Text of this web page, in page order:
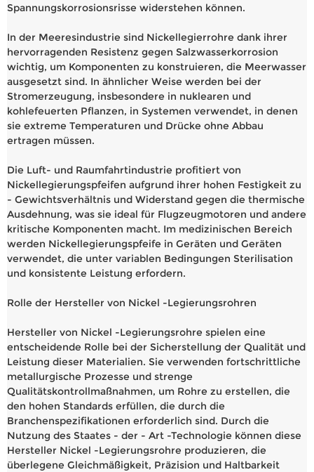
Spannungskorrosionsrisse widerstehen können.
In der Meeresindustrie sind Nickellegierrohre dank ihrer
hervorragenden Resistenz gegen Salzwasserkorrosion
wichtig, um Komponenten zu konstruieren, die Meerwasser
ausgesetzt sind. In ähnlicher Weise werden bei der
Stromerzeugung, insbesondere in nuklearen und
kohlefeuerten Pflanzen, in Systemen verwendet, in denen
sie extreme Temperaturen und Drücke ohne Abbau
ertragen müssen.
Die Luft- und Raumfahrtindustrie profitiert von
Nickellegierungspfeifen aufgrund ihrer hohen Festigkeit zu
- Gewichtsverhältnis und Widerstand gegen die thermische
Ausdehnung, was sie ideal für Flugzeugmotoren und andere
kritische Komponenten macht. Im medizinischen Bereich
werden Nickellegierungspfeife in Geräten und Geräten
verwendet, die unter variablen Bedingungen Sterilisation
und konsistente Leistung erfordern.
Rolle der Hersteller von Nickel -Legierungsrohren
Hersteller von Nickel -Legierungsrohre spielen eine
entscheidende Rolle bei der Sicherstellung der Qualität und
Leistung dieser Materialien. Sie verwenden fortschrittliche
metallurgische Prozesse und strenge
Qualitätskontrollmaßnahmen, um Rohre zu erstellen, die
den hohen Standards erfüllen, die durch die
Branchenspezifikationen erforderlich sind. Durch die
Nutzung des Staates - der - Art -Technologie können diese
Hersteller Nickel -Legierungsrohre produzieren, die
überlegene Gleichmäßigkeit, Präzision und Haltbarkeit